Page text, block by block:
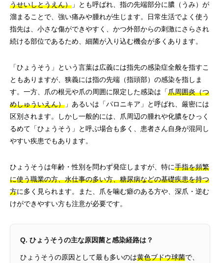
うせいしとうえん） 」とも呼ばれ、指の先端部分に膿（うみ）が
溜まることで、強い痛みや腫れが生じます。日常生活でよく使う
指先は、小さな傷ができやすく、かつ外部からの刺激にさらされ
続ける部位であるため、細菌が入り込む機会が多くあります。
「ひょうそう」という言葉は広義には指先の感染症全般を指すこ
ともありますが、狭義には指の先端（指頭部）の感染を指しま
す。一方、爪の根元や爪の周囲に限定した感染は「爪周囲炎（つ
めしゅういえん） 」あるいは「パロニキア」と呼ばれ、厳密には
区別されます。しかし一般的には、爪周辺の腫れや化膿をひっく
るめて「ひょうそう」と呼ぶ場合も多く、患者さん自身が混同し
やすい疾患でもあります。
ひょうそうは年齢・性別を問わず発症しますが、特に手指を頻繁
に使う職業の方、水仕事の多い方、糖尿病などの基礎疾患を持つ
方に多く見られます。また、爪を噛む癖のある方や、深爪・逆む
けができやすい方も注意が必要です。
Q. ひょうそうの主な原因菌と感染経路は？
ひょうそうの原因として最も多いのは黄色ブドウ球菌で、